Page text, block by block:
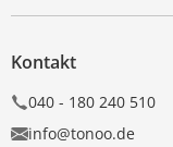
Kontakt
040 - 180 240 510
info@tonoo.de